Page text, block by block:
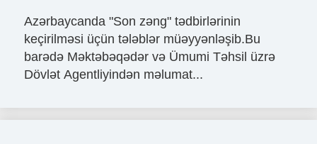
Azərbaycanda "Son zəng" tədbirlərinin
keçirilməsi üçün tələblər müəyyənləşib.Bu
barədə Məktəbəqədər və Ümumi Təhsil üzrə
Dövlət Agentliyindən məlumat...